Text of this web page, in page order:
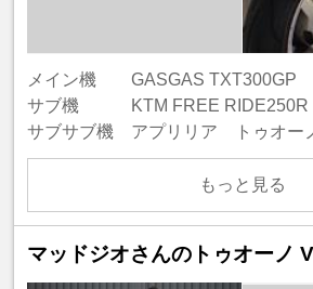
メイン機 GASGAS TXT300GP
サブ機 KTM FREE RIDE250R
サブサブ機 アプリリア トゥオー
もっと見る
マッドジオさんのトゥオーノ